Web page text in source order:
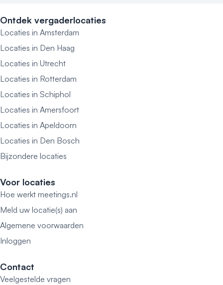
Ontdek vergaderlocaties
Locaties in Amsterdam
Locaties in Den Haag
Locaties in Utrecht
Locaties in Rotterdam
Locaties in Schiphol
Locaties in Amersfoort
Locaties in Apeldoorn
Locaties in Den Bosch
Bijzondere locaties
Voor locaties
Hoe werkt meetings.nl
Meld uw locatie(s) aan
Algemene voorwaarden
Inloggen
Contact
Veelgestelde vragen